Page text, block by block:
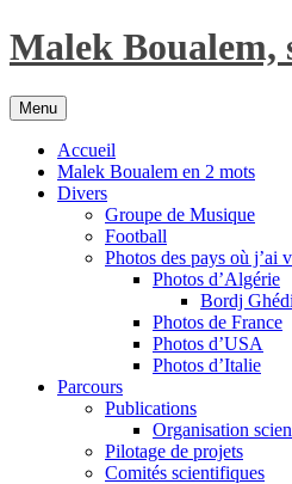
Aller
au
Malek Boualem,
Menu
Accueil
Malek Boualem en 2 mots
Divers
Groupe de Musique
Football
Photos des pays où j’ai
Photos d’Algérie
Bordj
Photos de France
Photos d’USA
Photos d’Italie
Parcours
Publications
Organisation
Pilotage de projets
Comités scientifiques